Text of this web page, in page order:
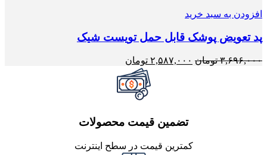
افزودن به سبد خرید
پد تعویض پوشک قابل حمل تویست شیک
۳,۶۹۶,۰۰۰ تومان ۲,۵۸۷,۰۰۰ تومان
تضمین قیمت محصولات
کمترین قیمت در سطح اینترنت